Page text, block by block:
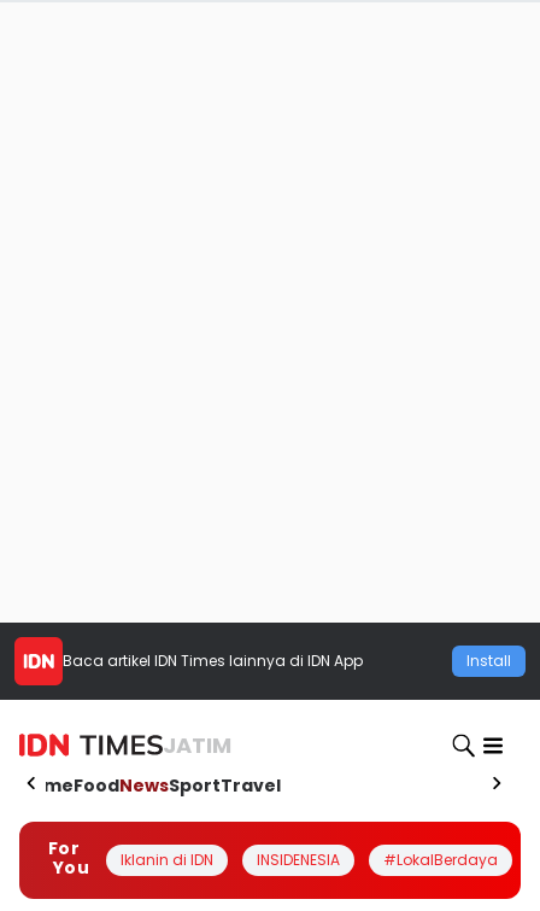
Baca artikel IDN Times lainnya di IDN App Install
JATIM
HomeFoodNewsSportTravel
For
You
Iklanin di IDN INSIDENESIA #LokalBerdaya